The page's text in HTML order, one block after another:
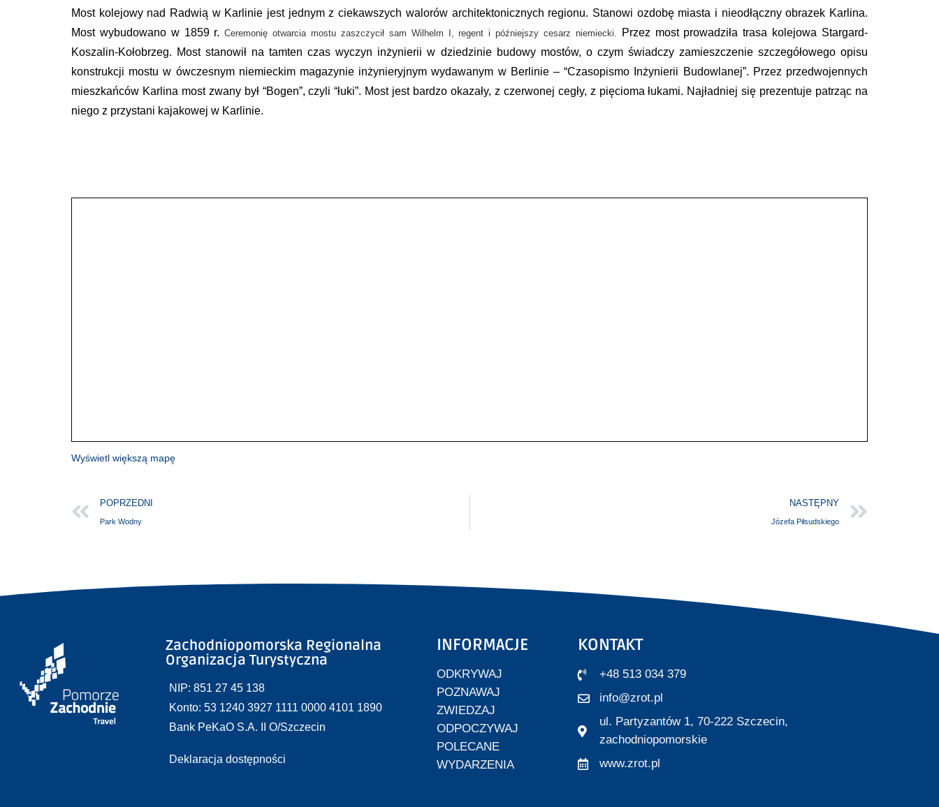
Most kolejowy nad Radwią w Karlinie jest jednym z ciekawszych walorów architektonicznych regionu. Stanowi ozdobę miasta i nieodłączny obrazek Karlina.
Most wybudowano w 1859 r.Ceremonię otwarcia mostu zaszczycił sam Wilhelm I, regent i późniejszy cesarz niemiecki.
Przez most prowadziła trasa kolejowa Stargard-
Koszalin-Kołobrzeg. Most stanowił na tamten czas wyczyn inżynierii w dziedzinie budowy mostów, o czym świadczy zamieszczenie szczegółowego opisu
konstrukcji mostu w ówczesnym niemieckim magazynie inżynieryjnym wydawanym w Berlinie – “Czasopismo Inżynierii Budowlanej”. Przez przedwojennych
mieszkańców Karlina most zwany był “Bogen”, czyli “łuki”. Most jest bardzo okazały, z czerwonej cegły, z pięcioma łukami. Najładniej się prezentuje patrząc na
niego z przystani kajakowej w Karlinie.
Wyświetl większą mapę
POPRZEDNI
Park Wodny
NASTĘPNY
Józefa Piłsudskiego
Zachodniopomorska Regionalna
Organizacja Turystyczna
NIP: 851 27 45 138
Konto: 53 1240 3927 1111 0000 4101 1890
Bank PeKaO S.A. II O/Szczecin
Deklaracja dostępności
INFORMACJE
ODKRYWAJ
POZNAWAJ
ZWIEDZAJ
ODPOCZYWAJ
POLECANE
WYDARZENIA
KONTAKT
+48 513 034 379
info@zrot.pl
ul. Partyzantów 1, 70-222 Szczecin,
zachodniopomorskie
www.zrot.pl